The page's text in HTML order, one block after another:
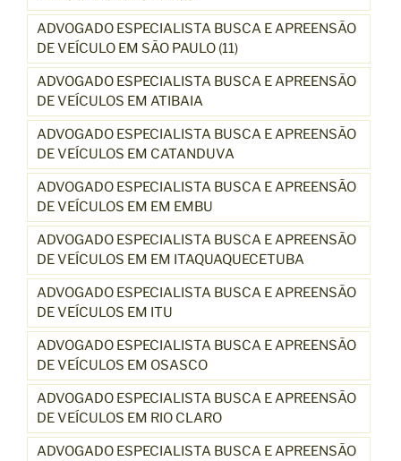
ADVOGADO ESPECIALISTA BUSCA E APREENSÃO
DE VEÍCULO EM SÃO PAULO (11)
ADVOGADO ESPECIALISTA BUSCA E APREENSÃO
DE VEÍCULOS EM ATIBAIA
ADVOGADO ESPECIALISTA BUSCA E APREENSÃO
DE VEÍCULOS EM CATANDUVA
ADVOGADO ESPECIALISTA BUSCA E APREENSÃO
DE VEÍCULOS EM EM EMBU
ADVOGADO ESPECIALISTA BUSCA E APREENSÃO
DE VEÍCULOS EM EM ITAQUAQUECETUBA
ADVOGADO ESPECIALISTA BUSCA E APREENSÃO
DE VEÍCULOS EM ITU
ADVOGADO ESPECIALISTA BUSCA E APREENSÃO
DE VEÍCULOS EM OSASCO
ADVOGADO ESPECIALISTA BUSCA E APREENSÃO
DE VEÍCULOS EM RIO CLARO
ADVOGADO ESPECIALISTA BUSCA E APREENSÃO